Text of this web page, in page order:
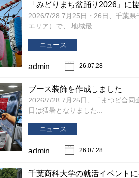
「みどりまち盆踊り2026」に
2026/7/28 7月25日・26日、千葉
エリア）で、 地域最...
ニュース
admin 26.07.28
ブース装飾を作成しました
2026/7/28 7月25日、「まつど合同
日は猛暑となりました...
ニュース
admin 26.07.28
千葉商科大学の就活イベント